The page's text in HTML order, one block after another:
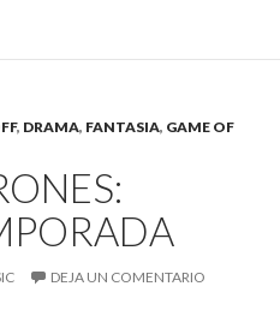
, DRAMA, FANTASIA, GAME OF
DEJA UN COMENTARIO